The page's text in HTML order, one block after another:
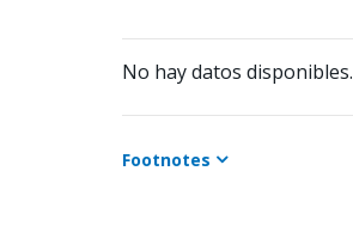
No hay datos disponibles.
Footnotes